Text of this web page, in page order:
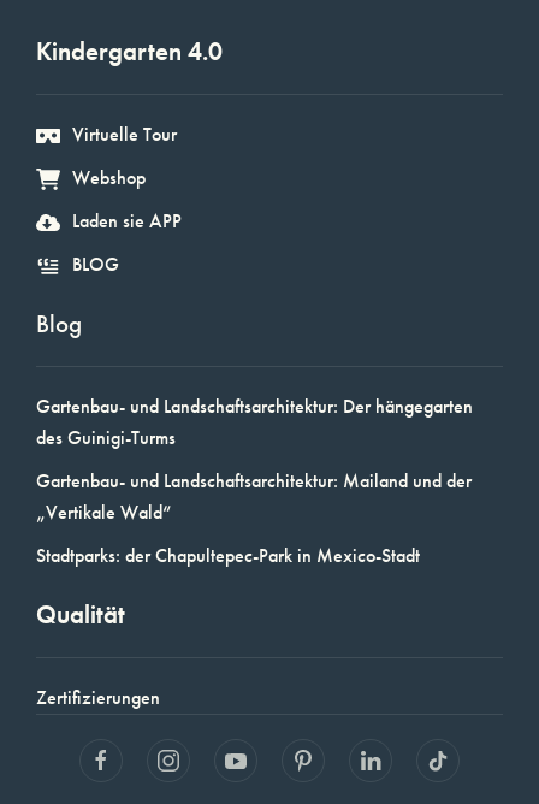
Kindergarten 4.0
Virtuelle Tour
Webshop
Laden sie APP
BLOG
Blog
Gartenbau- und Landschaftsarchitektur: Der hängegarten
des Guinigi-Turms
Gartenbau- und Landschaftsarchitektur: Mailand und der
„Vertikale Wald“
Stadtparks: der Chapultepec-Park in Mexico-Stadt
Qualität
Zertifizierungen